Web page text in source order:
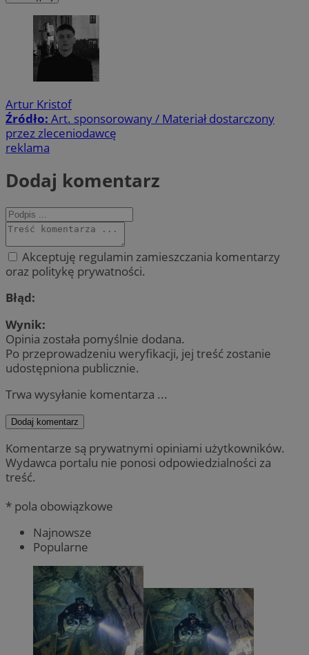
Artur Kristof
Źródło: Art. sponsorowany / Materiał dostarczony
przez zleceniodawcę
reklama
Dodaj komentarz
Akceptuję regulamin zamieszczania komentarzy
oraz politykę prywatności.
Błąd:
Wynik:
Opinia została pomyślnie dodana.
Po przeprowadzeniu weryfikacji, jej treść zostanie
udostępniona publicznie.
Trwa wysyłanie komentarza ...
Dodaj komentarz
Komentarze są prywatnymi opiniami użytkowników.
Wydawca portalu nie ponosi odpowiedzialności za
treść.
* pola obowiązkowe
Najnowsze
Popularne